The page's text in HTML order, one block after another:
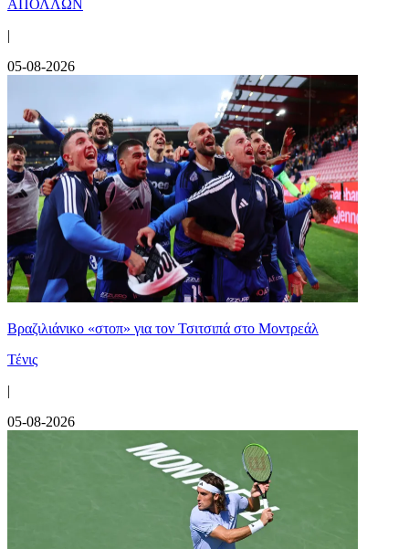
ΑΠΟΛΛΩΝ
|
05-08-2026
Βραζιλιάνικο «στοπ» για τον Τσιτσιπά στο Μοντρεάλ
Τένις
|
05-08-2026